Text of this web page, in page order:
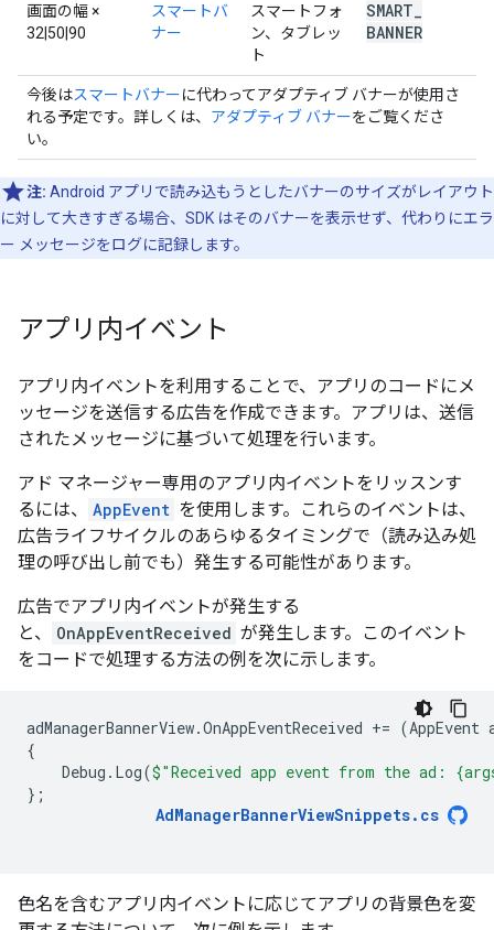
画面の幅×
32|50|90
スマートバ
ナー
スマートフォ
ン、タブレッ
ト
SMART
BANNER
今後はスマートバナーに代わってアダプティブ バナーが使用さ
れる予定です。詳しくは、 アダプティブ バナーをご覧くださ
い。
注: Android アプリで読み込もうとしたバナーのサイズがレイアウト
に対して大きすぎる場合、SDK はそのバナーを表示せず、代わりにエラ
ー メッセージをログに記録します。
アプリ内イベント
アプリ内イベントを利用することで、アプリのコードにメ
ッセージを送信する広告を作成できます。アプリは、送信
されたメッセージに基づいて処理を行います。
アド マネージャー専用のアプリ内イベントをリッスンす
るには、
AppEvent を使用します。これらのイベントは、
広告ライフサイクルのあらゆるタイミングで（読み込み処
理の呼び出し前でも）発生する可能性があります。
広告でアプリ内イベントが発生する
と、
OnAppEventReceived が発生します。このイベント
をコードで処理する方法の例を次に示します。
adManagerBannerView.OnAppEventReceived += (AppEvent
{
Debug . Log($"Received app event from the ad:
};
AdManagerBannerViewSnippets. cs
色名を含むアプリ内イベントに応じてアプリの背景色を変